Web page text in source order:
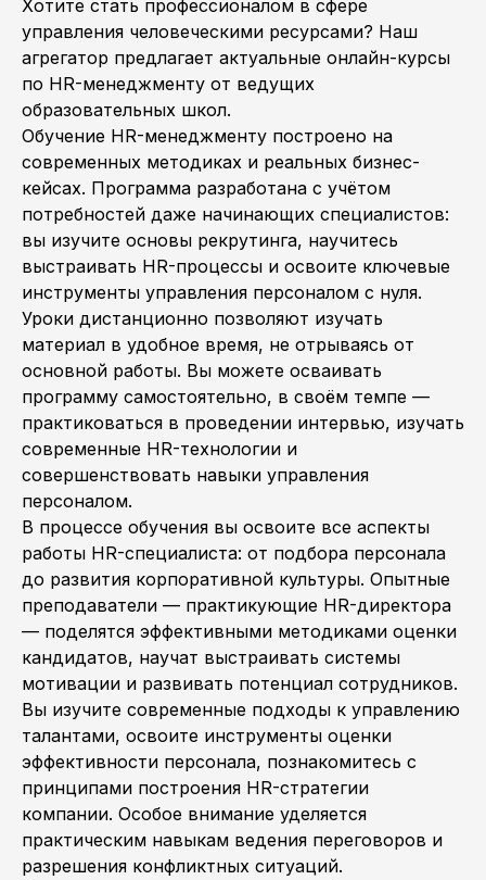
Хотите стать профессионалом в сфере
управления человеческими ресурсами? Наш
агрегатор предлагает актуальные онлайн-курсы
по HR-менеджменту от ведущих
образовательных школ.
Обучение HR-менеджменту построено на
современных методиках и реальных бизнес-
кейсах. Программа разработана с учётом
потребностей даже начинающих специалистов:
вы изучите основы рекрутинга, научитесь
выстраивать HR-процессы и освоите ключевые
инструменты управления персоналом с нуля.
Уроки дистанционно позволяют изучать
материал в удобное время, не отрываясь от
основной работы. Вы можете осваивать
программу самостоятельно, в своём темпе —
практиковаться в проведении интервью, изучать
современные HR-технологии и
совершенствовать навыки управления
персоналом.
В процессе обучения вы освоите все аспекты
работы HR-специалиста: от подбора персонала
до развития корпоративной культуры. Опытные
преподаватели — практикующие HR-директора
— поделятся эффективными методиками оценки
кандидатов, научат выстраивать системы
мотивации и развивать потенциал сотрудников.
Вы изучите современные подходы к управлению
талантами, освоите инструменты оценки
эффективности персонала, познакомитесь с
принципами построения HR-стратегии
компании. Особое внимание уделяется
практическим навыкам ведения переговоров и
разрешения конфликтных ситуаций.